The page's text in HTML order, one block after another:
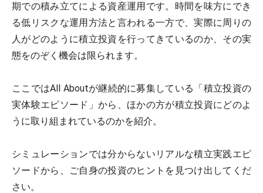
期での積み立てによる資産運用です。時間を味方にでき
る低リスクな運用方法と言われる一方で、実際に周りの
人がどのように積立投資を行ってきているのか、その実
態をのぞく機会は限られます。
ここではAll Aboutが継続的に募集している「積立投資の
実体験エピソード」から、ほかの方が積立投資にどのよ
うに取り組まれているのかを紹介。
シミュレーションでは分からないリアルな積立実践エピ
ソードから、ご自身の投資のヒントを見つけ出してくだ
さい。